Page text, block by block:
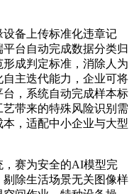
备上传标准化违章记
台自动完成数据分类归
成判定标准，消除人为
主迭代能力，企业可将
，系统自动完成样本标
带来的特殊风险识别需
，适配中小企业与大型
，赛为安全的AI模型完
除生活场景无关图像样